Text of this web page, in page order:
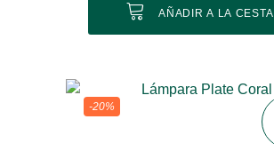
AÑADIR A LA CESTA
-20%